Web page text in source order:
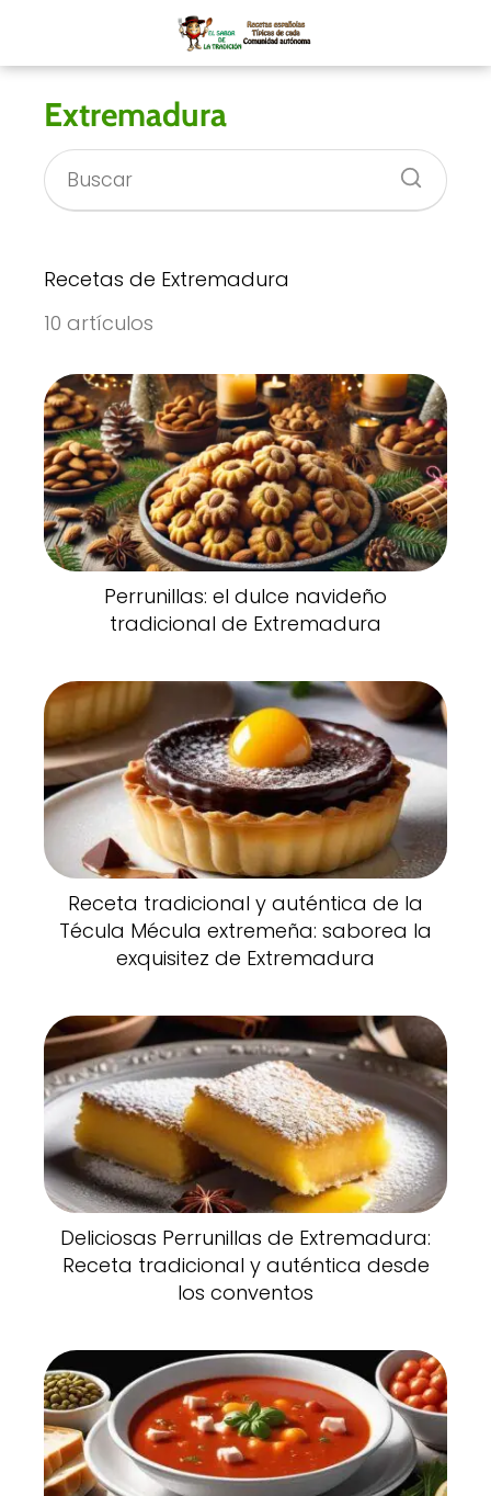
Extremadura
Recetas de Extremadura
10 artículos
Perrunillas: el dulce navideño
tradicional de Extremadura
Receta tradicional y auténtica de la
Técula Mécula extremeña: saborea la
exquisitez de Extremadura
Deliciosas Perrunillas de Extremadura:
Receta tradicional y auténtica desde
los conventos